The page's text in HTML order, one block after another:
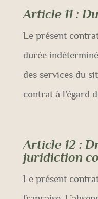
Article 11:
Le présent
durée
des services du
contrat à l’égard
Article 12:
juridiction
Le présent